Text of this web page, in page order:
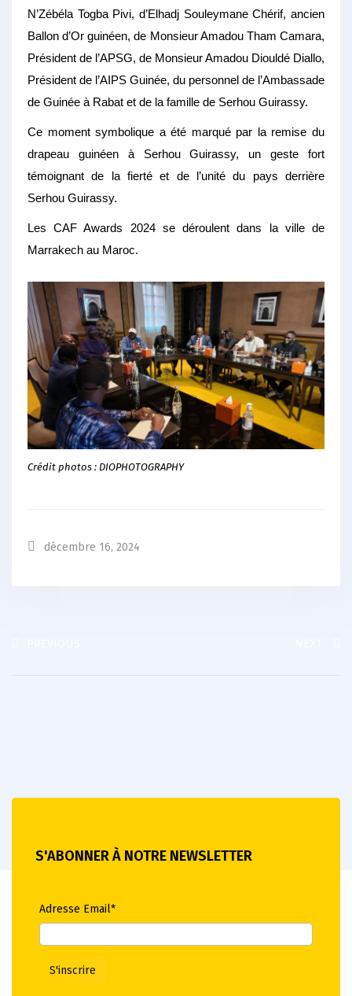
N’Zébéla Togba Pivi, d’Elhadj Souleymane Chérif, ancien
Ballon d’Or guinéen, de Monsieur Amadou Tham Camara,
Président de l’APSG, de Monsieur Amadou Diouldé Diallo,
Président de l’AIPS Guinée, du personnel de l’Ambassade
de Guinée à Rabat et de la famille de Serhou Guirassy.
Ce moment symbolique a été marqué par la remise du
drapeau guinéen à Serhou Guirassy, un geste fort
témoignant de la fierté et de l’unité du pays derrière
Serhou Guirassy.
Les CAF Awards 2024 se déroulent dans la ville de
Marrakech au Maroc.
Crédit photos : DIOPHOTOGRAPHY
décembre 16, 2024
S'ABONNER À NOTRE NEWSLETTER
Adresse Email*